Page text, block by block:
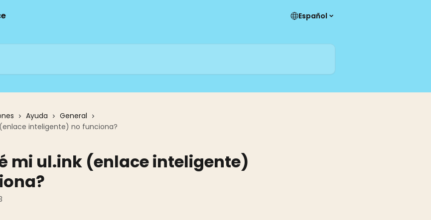
Español
Ayuda
General
inteligente) no funciona?
mi ul.ink (enlace inteligente)